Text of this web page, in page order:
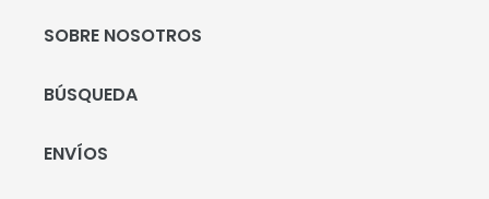
SOBRE NOSOTROS
BÚSQUEDA
ENVÍOS